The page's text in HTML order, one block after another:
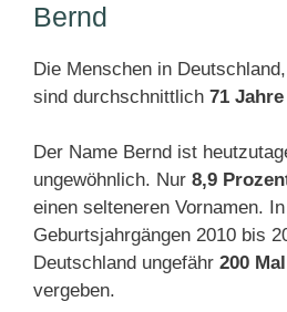
Bernd
Die Menschen in
sind durchschnittlich 71 Jahre
Der Name Bernd ist
ungewöhnlich. Nur 8,9
einen selteneren Vornamen.
Geburtsjahrgängen 2010 bis
Deutschland ungefähr 200 Mal
vergeben.